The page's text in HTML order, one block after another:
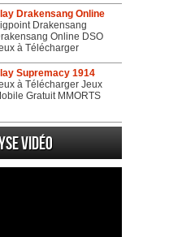
Drakensang Online
Drakensang
Online DSO
à Télécharger
Supremacy 1914
à Télécharger Jeux
Gratuit MMORTS
vidéo